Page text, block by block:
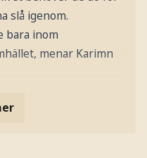
slå igenom.
bara inom
menar Karimn